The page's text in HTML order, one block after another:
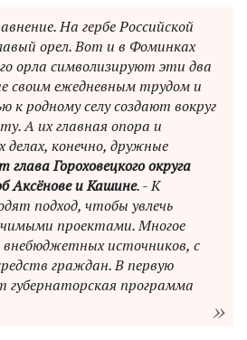
На гербе Российской
орел. Вот и в Фоминках
орла символизируют эти два
своим ежедневным трудом и
к родному селу создают вокруг
А их главная опора и
делах, конечно, дружные
глава Гороховецкого округа
Аксёнове и Кашине. - К
подход, чтобы увлечь
проектами. Многое
внебюджетных источников, с
граждан. В первую
губернаторская программа